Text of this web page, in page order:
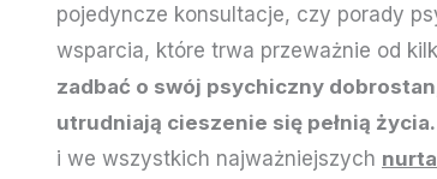
pojedyncze konsultacje, czy porady
wsparcia, które trwa przeważnie od
zadbać o swój psychiczny
utrudniają cieszenie się pełnią życia.
i we wszystkich najważniejszych